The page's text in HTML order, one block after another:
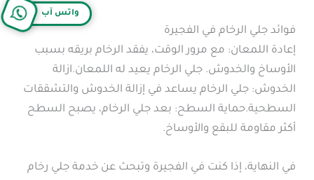
فوائد جلي الرخام في الفجيرة
إعادة اللمعان: مع مرور الوقت، يفقد الرخام بريقه بسبب
الأوساخ والخدوش. جلي الرخام يعيد له اللمعان.ازالة
الخدوش: جلي الرخام يساعد في إزالة الخدوش والتشققات
السطحية.حماية السطح: بعد جلي الرخام، يصبح السطح
أكثر مقاومة للبقع والأوساخ.
في النهاية، إذا كنت في الفجيرة وتبحث عن خدمة جلي رخام
واتس آب